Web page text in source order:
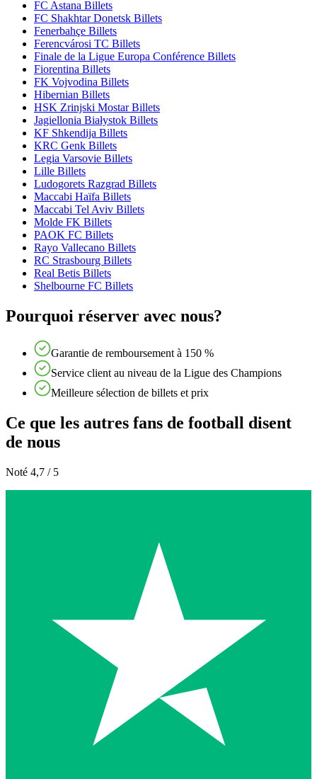
FC Astana Billets
FC Shakhtar Donetsk Billets
Fenerbahçe Billets
Ferencvárosi TC Billets
Finale de la Ligue Europa Conférence Billets
Fiorentina Billets
FK Vojvodina Billets
Hibernian Billets
HSK Zrinjski Mostar Billets
Jagiellonia Białystok Billets
KF Shkendija Billets
KRC Genk Billets
Legia Varsovie Billets
Lille Billets
Ludogorets Razgrad Billets
Maccabi Haïfa Billets
Maccabi Tel Aviv Billets
Molde FK Billets
PAOK FC Billets
Rayo Vallecano Billets
RC Strasbourg Billets
Real Betis Billets
Shelbourne FC Billets
Pourquoi réserver avec nous?
Garantie de remboursement à 150 %
Service client au niveau de la Ligue des Champions
Meilleure sélection de billets et prix
Ce que les autres fans de football disent
de nous
Noté 4,7 / 5